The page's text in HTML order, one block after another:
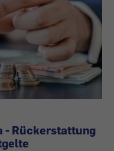
- Rückerstattung